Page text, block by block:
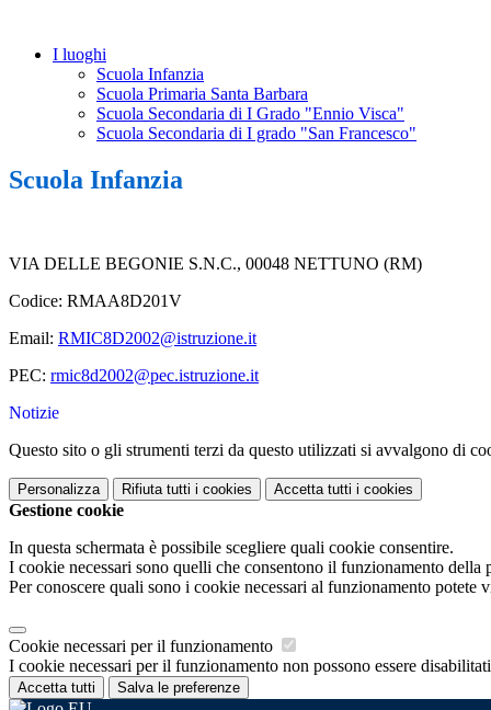
I luoghi
Scuola Infanzia
Scuola Primaria Santa Barbara
Scuola Secondaria di I Grado "Ennio Visca"
Scuola Secondaria di I grado "San Francesco"
Scuola Infanzia
VIA DELLE BEGONIE S.N.C., 00048 NETTUNO (RM)
Codice: RMAA8D201V
Email: RMIC8D2002@istruzione.it
PEC: rmic8d2002@pec.istruzione.it
Notizie
Questo sito o gli strumenti terzi da questo utilizzati si avvalgono di
Personalizza Rifiuta tutti i cookies Accetta tutti i cookies
Gestione cookie
In questa schermata è possibile scegliere quali cookie consentire.
I cookie necessari sono quelli che consentono il funzionamento
Per conoscere quali sono i cookie necessari al funzionamento potete
Cookie necessari per il funzionamento
I cookie necessari per il funzionamento non possono essere
Accetta tutti Salva le preferenze